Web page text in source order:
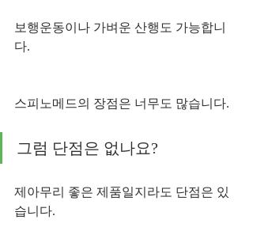
보행운동이나 가벼운 산행도 가능합니
다.
스피노메드의 장점은 너무도 많습니다.
그럼 단점은 없나요?
제아무리 좋은 제품일지라도 단점은 있
습니다.